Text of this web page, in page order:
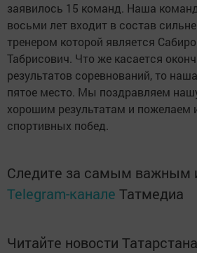
заявилось 15 команд. Наша
восьми лет входит в состав
тренером которой является
Табрисович. Что же касается
результатов соревнований, то
пятое место. Мы поздравляем
хорошим результатам и пожелаем
спортивных побед.
Следите за самым важным
Telegram-канале Татмедиа
Читайте новости